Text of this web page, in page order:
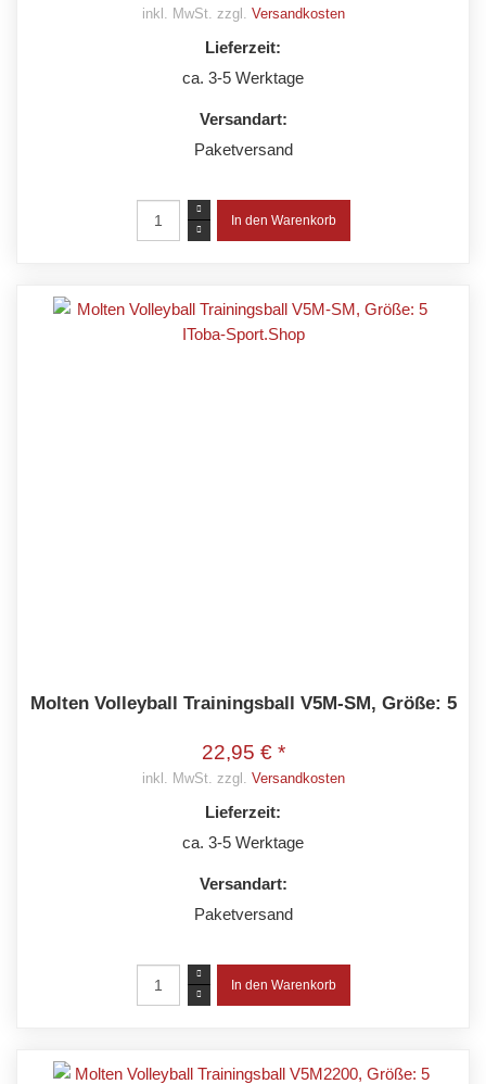
inkl. MwSt. zzgl. Versandkosten
Lieferzeit:
ca. 3-5 Werktage
Versandart:
Paketversand
Molten Volleyball Trainingsball V5M-SM, Größe: 5
22,95 € *
inkl. MwSt. zzgl. Versandkosten
Lieferzeit:
ca. 3-5 Werktage
Versandart:
Paketversand